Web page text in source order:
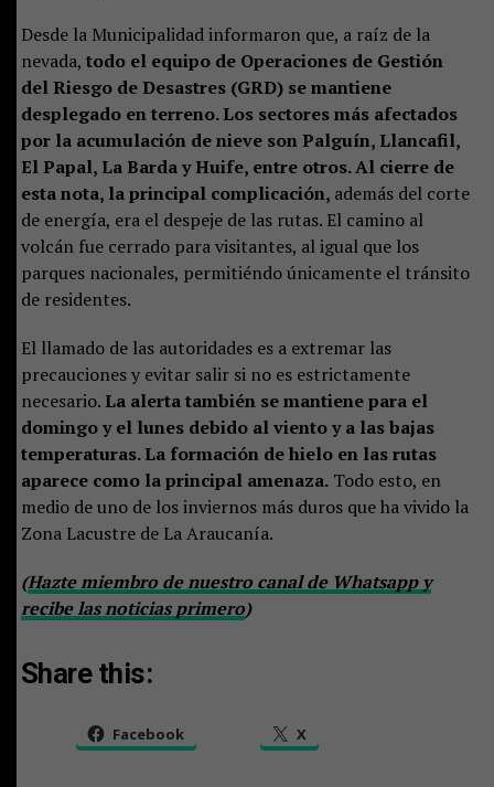
Desde la Municipalidad informaron que, a raíz de la
nevada, todo el equipo de Operaciones de Gestión
del Riesgo de Desastres (GRD) se mantiene
desplegado en terreno. Los sectores más afectados
por la acumulación de nieve son Palguín, Llancafil,
El Papal, La Barda y Huife, entre otros. Al cierre de
esta nota, la principal complicación, además del corte
de energía, era el despeje de las rutas. El camino al
volcán fue cerrado para visitantes, al igual que los
parques nacionales, permitiéndo únicamente el tránsito
de residentes.
El llamado de las autoridades es a extremar las
precauciones y evitar salir si no es estrictamente
necesario. La alerta también se mantiene para el
domingo y el lunes debido al viento y a las bajas
temperaturas. La formación de hielo en las rutas
aparece como la principal amenaza.Todo esto, en
medio de uno de los inviernos más duros que ha vivido la
Zona Lacustre de La Araucanía.
(Hazte miembro de nuestro canal de Whatsapp y
recibe las noticias primero)
Share this:
Facebook X